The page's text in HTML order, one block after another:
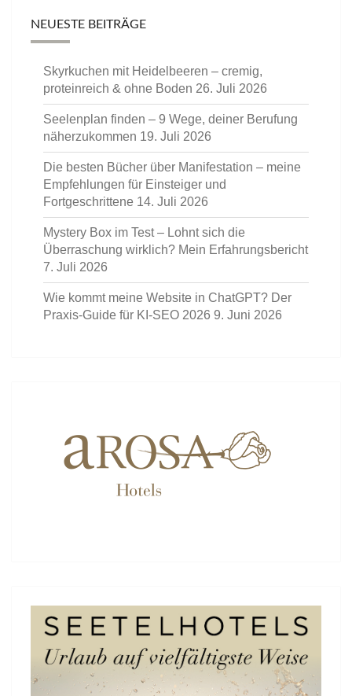
NEUESTE BEITRÄGE
Skyrkuchen mit Heidelbeeren – cremig,
proteinreich & ohne Boden 26. Juli 2026
Seelenplan finden – 9 Wege, deiner Berufung
näherzukommen 19. Juli 2026
Die besten Bücher über Manifestation – meine
Empfehlungen für Einsteiger und
Fortgeschrittene 14. Juli 2026
Mystery Box im Test – Lohnt sich die
Überraschung wirklich? Mein Erfahrungsbericht
7. Juli 2026
Wie kommt meine Website in ChatGPT? Der
Praxis-Guide für KI-SEO 2026 9. Juni 2026